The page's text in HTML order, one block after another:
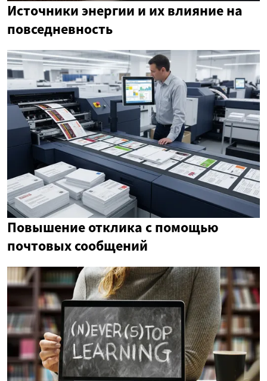
Источники энергии и их влияние на
повседневность
Повышение отклика с помощью
почтовых сообщений